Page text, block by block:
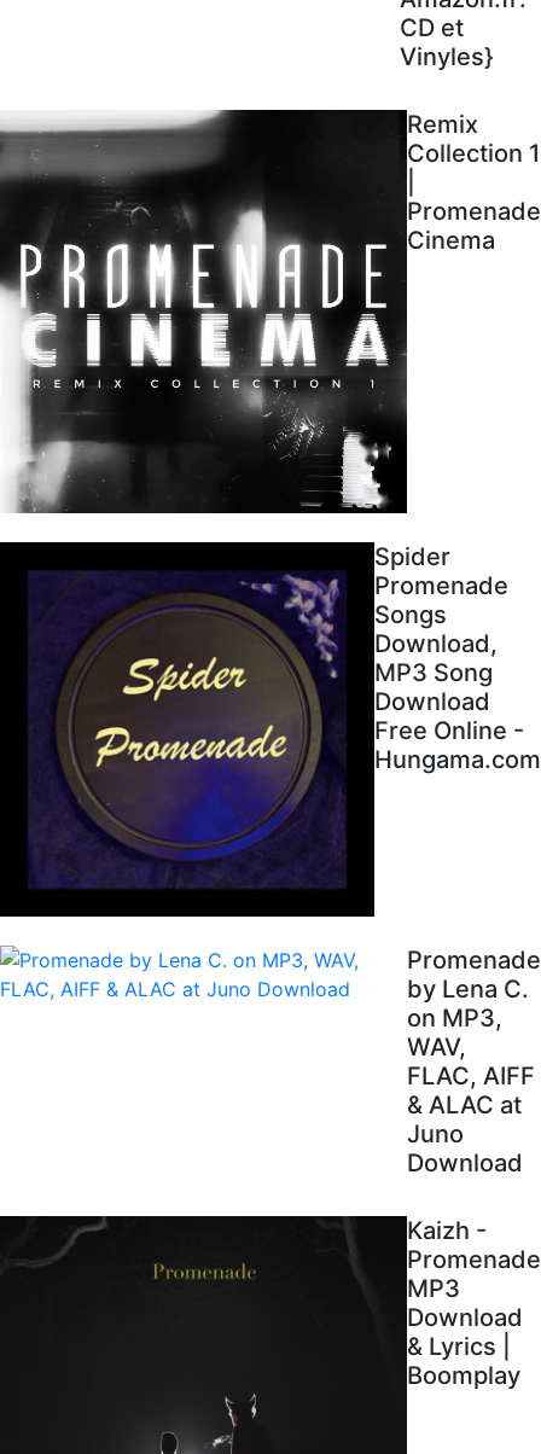
CD et
Vinyles}
Remix
Collection 1
Promenade
Cinema
Spider
Promenade
Songs
Download,
MP3 Song
Download
Free Online -
Hungama.com
Promenade
by Lena C.
on MP3,
WAV,
FLAC, AIFF
& ALAC at
Juno
Download
Kaizh -
Promenade
MP3
Download
& Lyrics |
Boomplay